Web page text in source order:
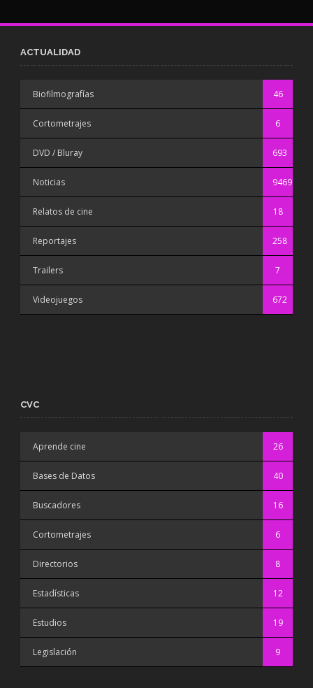
ACTUALIDAD
Biofilmografías 46
Cortometrajes 6
DVD / Bluray 693
Noticias 9469
Relatos de cine 18
Reportajes 258
Trailers 7
Videojuegos 672
CVC
Aprende cine 26
Bases de Datos 40
Buscadores 16
Cortometrajes 6
Directorios 8
Estadísticas 12
Estudios 19
Legislación 9